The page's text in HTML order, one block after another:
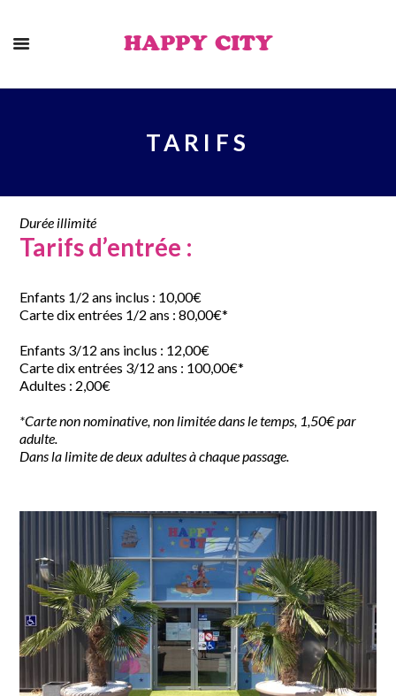
HAPPY CITY
TARIFS
Durée illimité
Tarifs d’entrée :
Enfants 1/2 ans inclus : 10,00€
Carte dix entrées 1/2 ans : 80,00€*
Enfants 3/12 ans inclus : 12,00€
Carte dix entrées 3/12 ans : 100,00€*
Adultes : 2,00€
*Carte non nominative, non limitée dans le temps, 1,50€ par
adulte.
Dans la limite de deux adultes à chaque passage.